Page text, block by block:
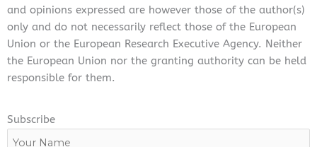
and opinions expressed are however those of the author(s)
only and do not necessarily reflect those of the European
Union or the European Research Executive Agency. Neither
the European Union nor the granting authority can be held
responsible for them.
Subscribe